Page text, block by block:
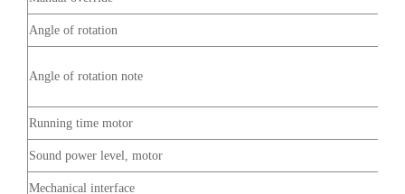
Angle of rotation
Angle of rotation note
Running time motor
Sound power level, motor
Mechanical interface